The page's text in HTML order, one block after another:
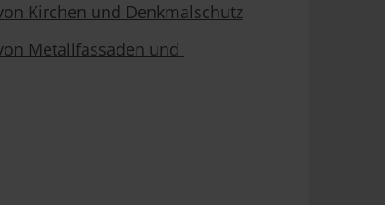
Kirchen und Denkmalschutz
Metallfassaden und